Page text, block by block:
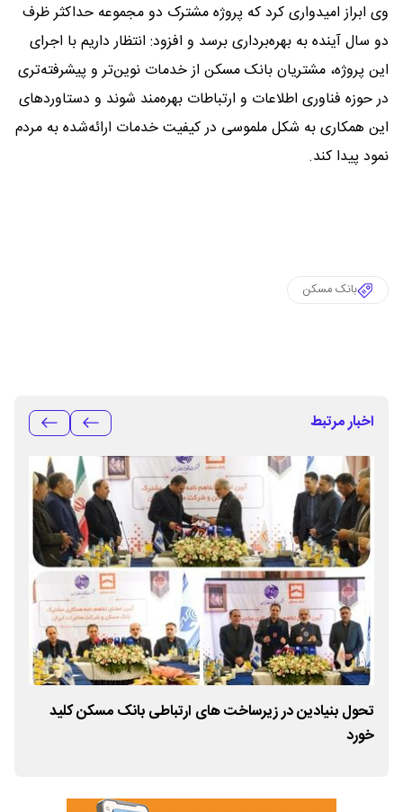
وی ابراز امیدواری کرد که پروژه مشترک دو مجموعه حداکثر ظرف
دو سال آینده به بهره‌برداری برسد و افزود: انتظار داریم با اجرای
این پروژه، مشتریان بانک مسکن از خدمات نوین‌تر و پیشرفته‌تری
در حوزه فناوری اطلاعات و ارتباطات بهره‌مند شوند و دستاوردهای
این همکاری به شکل ملموسی در کیفیت خدمات ارائه‌شده به مردم
نمود پیدا کند.
بانک مسکن
اخبار مرتبط
تحول بنیادین در زیرساخت های ارتباطی بانک مسکن کلید
خورد